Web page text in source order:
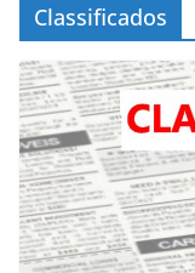
Classificados